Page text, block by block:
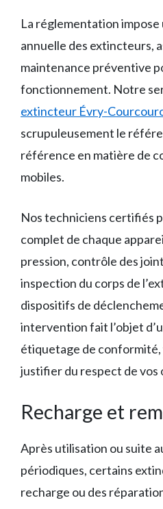
La réglementation
annuelle des extincteurs,
maintenance préventive
fonctionnement. Notre
extincteur Évry-
scrupuleusement le
référence en matière de
mobiles.
Nos techniciens certifiés
complet de chaque
pression, contrôle des
inspection du corps de
dispositifs de
intervention fait l’objet
étiquetage de
justifier du respect de vos
Recharge et
Après utilisation ou suite
périodiques, certains
recharge ou des